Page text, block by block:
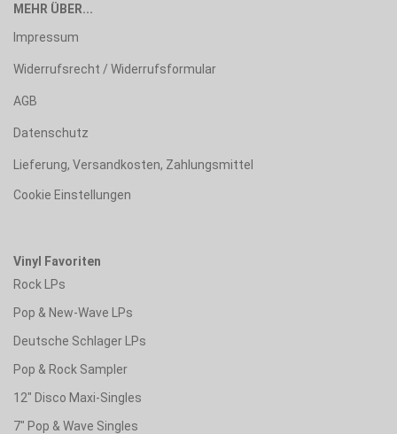
MEHR ÜBER...
Impressum
Widerrufsrecht / Widerrufsformular
AGB
Datenschutz
Lieferung, Versandkosten, Zahlungsmittel
Cookie Einstellungen
Vinyl Favoriten
Rock LPs
Pop & New-Wave LPs
Deutsche Schlager LPs
Pop & Rock Sampler
12" Disco Maxi-Singles
7" Pop & Wave Singles